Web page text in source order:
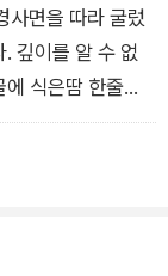
느끼던 형석이가
굴로 자신을 향해
다.
사면을 따라 굴렀
깊이를 알 수 없
식은땀 한줄기
. 갑자기 구역감이
출처를 생각했